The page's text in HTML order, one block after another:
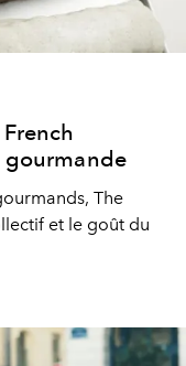
gourmande
The
et le goût du